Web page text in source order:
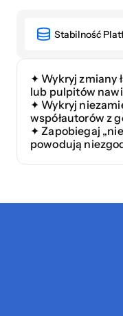
Stabilność
✦ Wykryj zmiany
lub pulpitów
✦ Wykryj
współautorów z
✦ Zapobiegaj
powodują